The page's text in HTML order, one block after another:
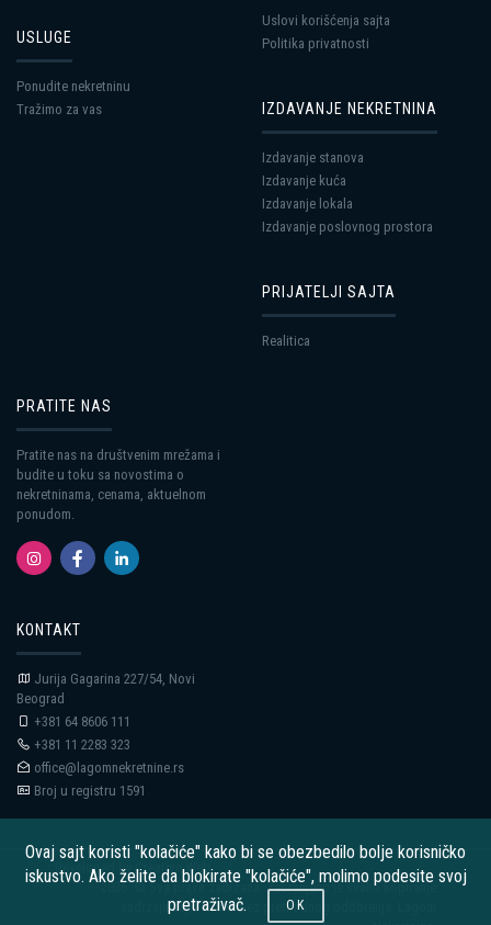
USLUGE
Ponudite nekretninu
Tražimo za vas
Uslovi korišćenja sajta
Politika privatnosti
IZDAVANJE NEKRETNINA
Izdavanje stanova
Izdavanje kuća
Izdavanje lokala
Izdavanje poslovnog prostora
PRIJATELJI SAJTA
Realitica
PRATITE NAS
Pratite nas na društvenim mrežama i
budite u toku sa novostima o
nekretninama, cenama, aktuelnom
ponudom.
KONTAKT
Jurija Gagarina 227/54, Novi
Beograd
+381 64 8606 111
+381 11 2283 323
office@lagomnekretnine.rs
Broj u registru 1591
Developed by Creative Web
2026. © Sva prava zadržana. Zabranjeno je svako kopiranje
sadržaja sajta i slika bez prethodnog odobrenja. Lagom
Ovaj sajt koristi "kolačiće" kako bi se obezbedilo bolje korisničko
iskustvo. Ako želite da blokirate "kolačiće", molimo podesite svoj
pretraživač.
OK